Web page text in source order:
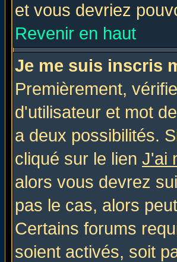
et vous devriez
Revenir en haut
Je me suis inscris
Premièrement,
d'utilisateur et mot
a deux possibilités.
cliqué sur le lien J'ai
alors vous devrez
pas le cas, alors
Certains forums
soient activés, soit